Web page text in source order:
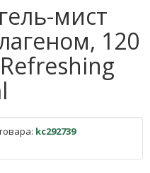
мист
120
kc292739